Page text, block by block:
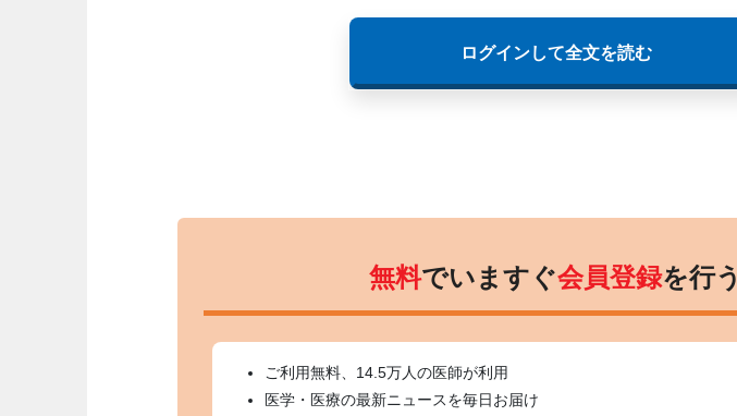
ログインして全文を読む
無料でいますぐ会員登録を行う
ご利用無料、14.5万人の医師が利用
医学・医療の最新ニュースを毎日お届け